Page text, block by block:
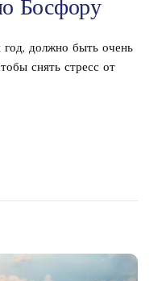
Босфору
должно быть очень
снять стресс от